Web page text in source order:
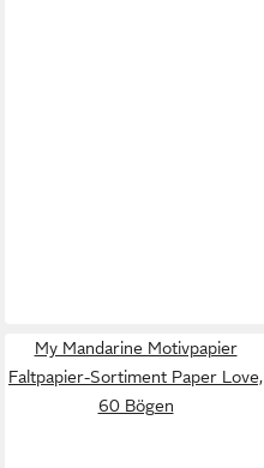
My Mandarine Motivpapier
Faltpapier-Sortiment Paper Love,
60 Bögen